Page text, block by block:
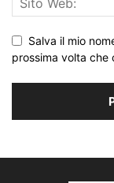
Salva il mio
prossima volta che